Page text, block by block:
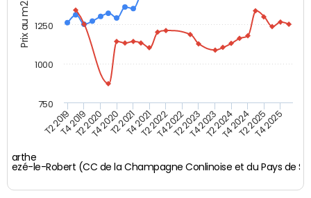
Prix au m2
Sarthe
Pezé-le-Robert (CC de la Champagne Conlinoise et du Pays de
T2 2019T4 2019T2 2020T4 2020T2 2021T4 2021T2 2022T4 2022T2 2023T4 2023T2 2024T4 2024T2 2025T4 2025
1000
750
1250